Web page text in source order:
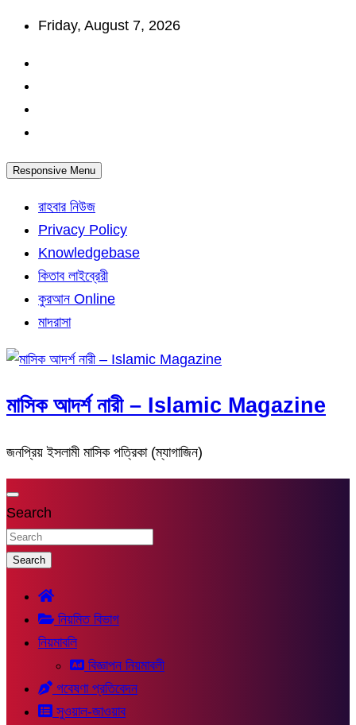
Skip
content
Friday, August 7, 2026
Responsive Menu
রাহবার নিউজ
Privacy Policy
Knowledgebase
কিতাব লাইব্রেরী
কুরআন Online
মাদরাসা
মাসিক আদর্শ নারী – Islamic Magazine
জনপ্রিয় ইসলামী মাসিক পত্রিকা (ম্যাগাজিন)
Search
Search
নিয়মিত বিভাগ
নিয়মাবলি
বিজ্ঞাপন নিয়মাবলী
গবেষণা প্রতিবেদন
সুওয়াল-জাওয়াব